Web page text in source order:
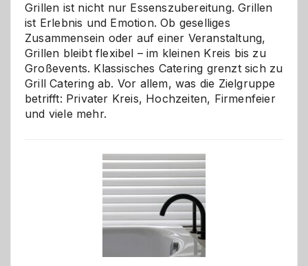
Grillen ist nicht nur Essenszubereitung. Grillen
ist Erlebnis und Emotion. Ob geselliges
Zusammensein oder auf einer Veranstaltung,
Grillen bleibt flexibel – im kleinen Kreis bis zu
Großevents. Klassisches Catering grenzt sich zu
Grill Catering ab. Vor allem, was die Zielgruppe
betrifft: Privater Kreis, Hochzeiten, Firmenfeier
und viele mehr.